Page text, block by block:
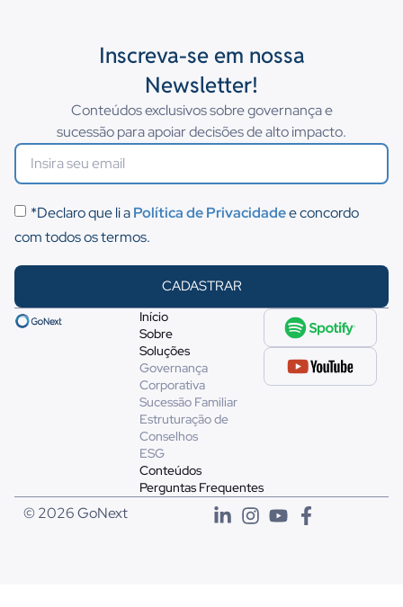
Inscreva-se em nossa
Newsletter!
Conteúdos exclusivos sobre governança e
sucessão para apoiar decisões de alto impacto.
*Declaro que li aPolítica de Privacidadee concordo
com todos os termos.
CADASTRAR
Início
Sobre
Soluções
Governança
Corporativa
Sucessão Familiar
Estruturação de
Conselhos
ESG
Conteúdos
Perguntas Frequentes
© 2026 GoNext